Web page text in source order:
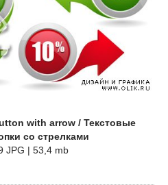
with arrow / Текстовые
со стрелками
JPG | 53,4 mb